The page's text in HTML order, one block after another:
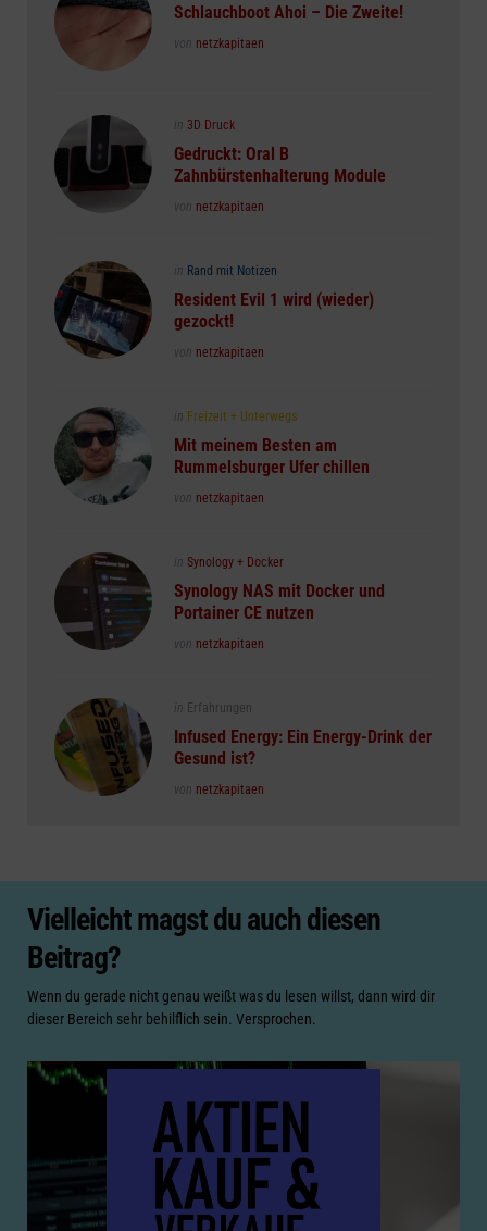
Schlauchboot Ahoi – Die Zweite!
Posted
von netzkapitaen
Posted
in 3D Druck
Gedruckt: Oral B
Zahnbürstenhalterung Module
Posted
von netzkapitaen
Posted
in Rand mit Notizen
Resident Evil 1 wird (wieder)
gezockt!
Posted
von netzkapitaen
Posted
in Freizeit + Unterwegs
Mit meinem Besten am
Rummelsburger Ufer chillen
Posted
von netzkapitaen
Posted
in Synology + Docker
Synology NAS mit Docker und
Portainer CE nutzen
Posted
von netzkapitaen
Posted
in Erfahrungen
Infused Energy: Ein Energy-Drink der
Gesund ist?
Posted
von netzkapitaen
Vielleicht magst du auch diesen
Beitrag?
Wenn du gerade nicht genau weißt was du lesen willst, dann wird dir
dieser Bereich sehr behilflich sein. Versprochen.